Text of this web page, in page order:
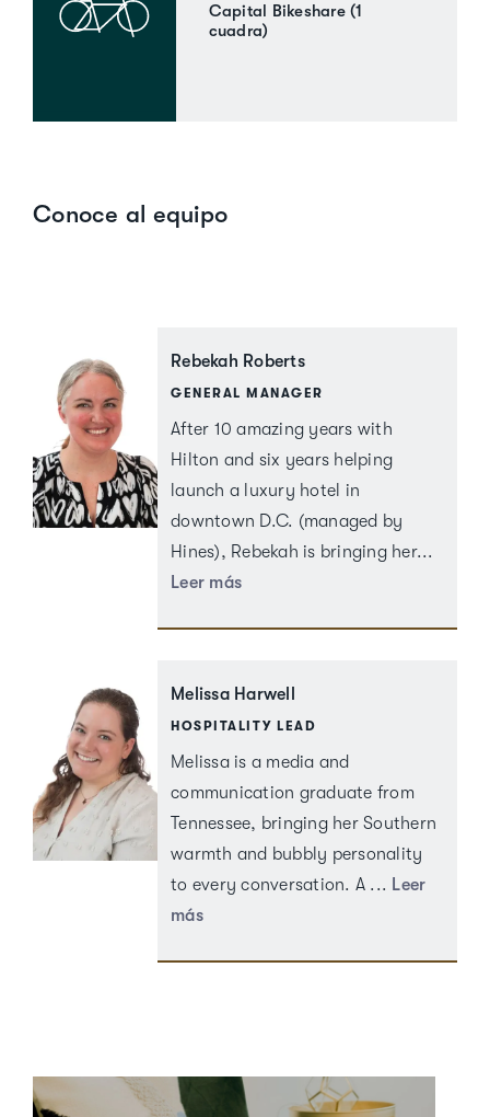
Capital Bikeshare (1
cuadra)
Conoce al equipo
Rebekah Roberts
GENERAL MANAGER
After 10 amazing years with
Hilton and six years helping
launch a luxury hotel in
downtown D.C. (managed by
Hines), Rebekah is bringing her...
Leer más
Melissa Harwell
HOSPITALITY LEAD
Melissa is a media and
communication graduate from
Tennessee, bringing her Southern
warmth and bubbly personality
to every conversation. A ... Leer
más